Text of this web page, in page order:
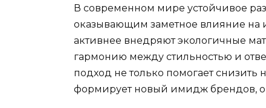
В современном мире устойчивое
оказывающим заметное влияние
активнее внедряют экологичные
гармонию между стильностью и
подход не только помогает снизить
формирует новый имидж брендов,